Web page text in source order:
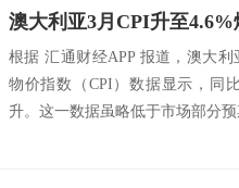
根据 汇通财经APP 报道，澳大
物价指数（CPI）数据显示，同
升。这一数据虽略低于市场部分